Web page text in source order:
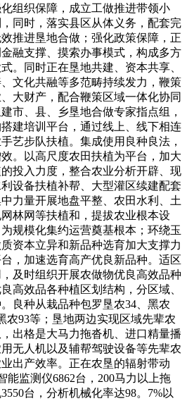
组织保障，成立工做推进带领小
同时，落实县区从体义务，配套完
推进垦地合做；强化政策保障，正
融支撑、摸索办事模式，构成多方
。同时正在垦地共建、资本共享、
文化共融等多范畴持续发力，鞭策
大财产，配合鞭策区域一体化协同
市、县、乡垦地合做专家指点组，
建培训平台，通过线上、线下相连
艺步队扶植。集成使用良种良法，
。以高尺度农田扶植为平台，加大
投入力度，整合农业分析开辟、现
设备扶植补帮、大型灌区续建配套
力量开展地盘平整、农田水利、土
林网等扶植和，提拔农业根本设
规模化集约运营奠基根本；环绕玉
资本立异和新品种选育加大支撑力
，加速选育高产优良新品种。适区
及时组织开展农做物优良高效品种
高效品各种植区划结构，分区域、
良种从栽品种包罗垦农34、黑农
农93等；垦地两边实现区域先辈农
出格是大马力拖沓机、进口精量播
无人机以及辅帮驾驶设备等先辈农
出产效率。正在农垦的辐射带动
能监测仪6862台，200马力以上拖
台，分析机械化率达98。7%以